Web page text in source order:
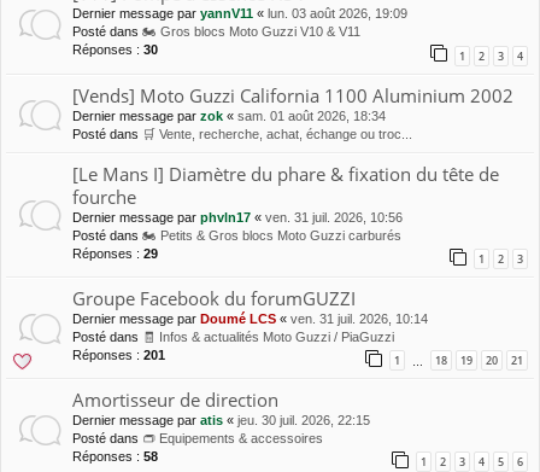
Dernier message par yannV11 « lun. 03 août 2026, 19:09
Posté dans 🏍 Gros blocs Moto Guzzi V10 & V11
Réponses : 30 1 2 3 4
[Vends] Moto Guzzi California 1100 Aluminium 2002
Dernier message par zok « sam. 01 août 2026, 18:34
Posté dans 🛒 Vente, recherche, achat, échange ou troc...
[Le Mans I] Diamètre du phare & fixation du tête de
fourche
Dernier message par phvln17 « ven. 31 juil. 2026, 10:56
Posté dans 🏍 Petits & Gros blocs Moto Guzzi carburés
Réponses : 29 1 2 3
Groupe Facebook du forumGUZZI
Dernier message par Doumé LCS « ven. 31 juil. 2026, 10:14
Posté dans 🧾 Infos & actualités Moto Guzzi / PiaGuzzi
Réponses : 201 1 18 19 20 21
Amortisseur de direction
Dernier message par atis « jeu. 30 juil. 2026, 22:15
Posté dans 👝 Equipements & accessoires
Réponses : 58 1 2 3 4 5 6